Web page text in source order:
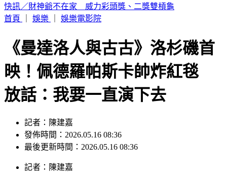
中國出入境新規將上路 陸委會曝「這類人」最危險
首頁
娛樂 娛樂電影院
《曼達洛人與古古》洛杉磯首
映！佩德羅帕斯卡帥炸紅毯
放話：我要一直演下去
記者：陳建嘉
發佈時間：2026.05.16 08:36
最後更新時間：2026.05.16 08:36
記者 ： 陳建嘉